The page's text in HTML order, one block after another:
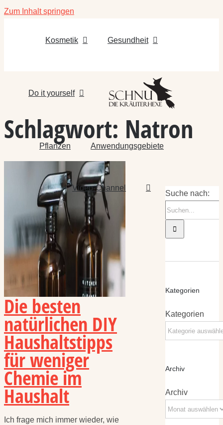
Zum Inhalt springen
Kosmetik Gesundheit
Do it yourself
Pflanzen Anwendungsgebiete
Video-Channel
Schlagwort: Natron
Die besten
natürlichen DIY
Haushaltstipps
für weniger
Chemie im
Haushalt
Ich frage mich immer wieder, wie
Suche nach:
Kategorien
Kategorien
Archiv
Archiv